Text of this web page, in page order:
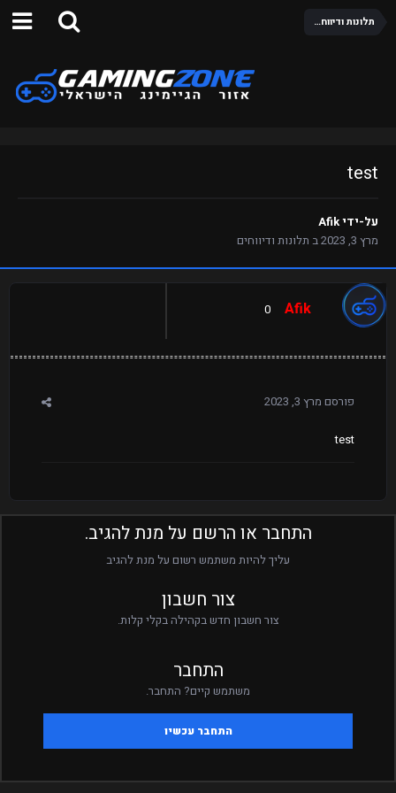
תלונות ודיווחים
test
על-ידיAfik
מרץ 3, 2023
ב תלונות ודיווחים
Afik
0
פורסם מרץ 3, 2023
test
התחבר או הרשם על מנת להגיב.
עליך להיות משתמש רשום על מנת להגיב
צור חשבון
צור חשבון חדש בקהילה בקלי קלות.
התחבר
משתמש קיים? התחבר.
התחבר עכשיו